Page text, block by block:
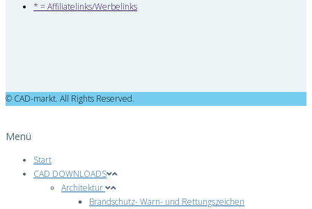
* = Affiliatelinks/Werbelinks
© CAD-markt. All Rights Reserved.
Menü
Start
CAD DOWNLOADS
Architektur
Brandschutz- Warn- und Rettungszeichen